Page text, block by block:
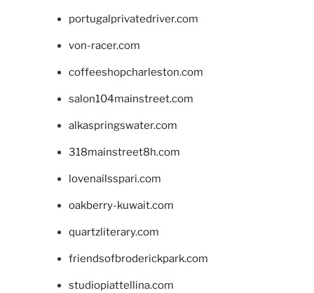
portugalprivatedriver.com
von-racer.com
coffeeshopcharleston.com
salon104mainstreet.com
alkaspringswater.com
318mainstreet8h.com
lovenailsspari.com
oakberry-kuwait.com
quartzliterary.com
friendsofbroderickpark.com
studiopiattellina.com